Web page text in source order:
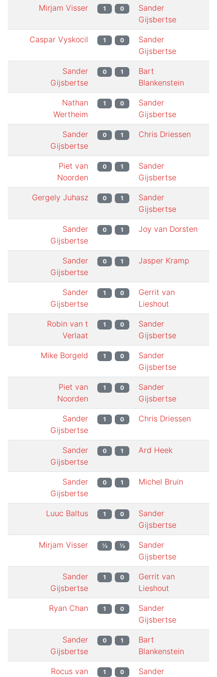
Mirjam Visser 1 0
Sander
Gijsbertse
Caspar Vyskocil 1 0
Sander
Gijsbertse
Sander
Gijsbertse
0 1
Bart
Blankenstein
Nathan
Wertheim
1 0
Sander
Gijsbertse
Sander
Gijsbertse
0 1 Chris Driessen
Piet van
Noorden
0 1
Sander
Gijsbertse
Gergely Juhasz 0 1
Sander
Gijsbertse
Sander
Gijsbertse
0 1 Joy van Dorsten
Sander
Gijsbertse
0 1 Jasper Kramp
Sander
Gijsbertse
1 0
Gerrit van
Lieshout
Robin van t
Verlaat
1 0
Sander
Gijsbertse
Mike Borgeld 1 0
Sander
Gijsbertse
Piet van
Noorden
1 0
Sander
Gijsbertse
Sander
Gijsbertse
1 0 Chris Driessen
Sander
Gijsbertse
0 1 Ard Heek
Sander
Gijsbertse
0 1 Michel Bruin
Luuc Baltus 1 0
Sander
Gijsbertse
Mirjam Visser ½ ½
Sander
Gijsbertse
Sander
Gijsbertse
1 0
Gerrit van
Lieshout
Ryan Chan 1 0
Sander
Gijsbertse
Sander
Gijsbertse
0 1
Bart
Blankenstein
Rocus van
1 0
Sander